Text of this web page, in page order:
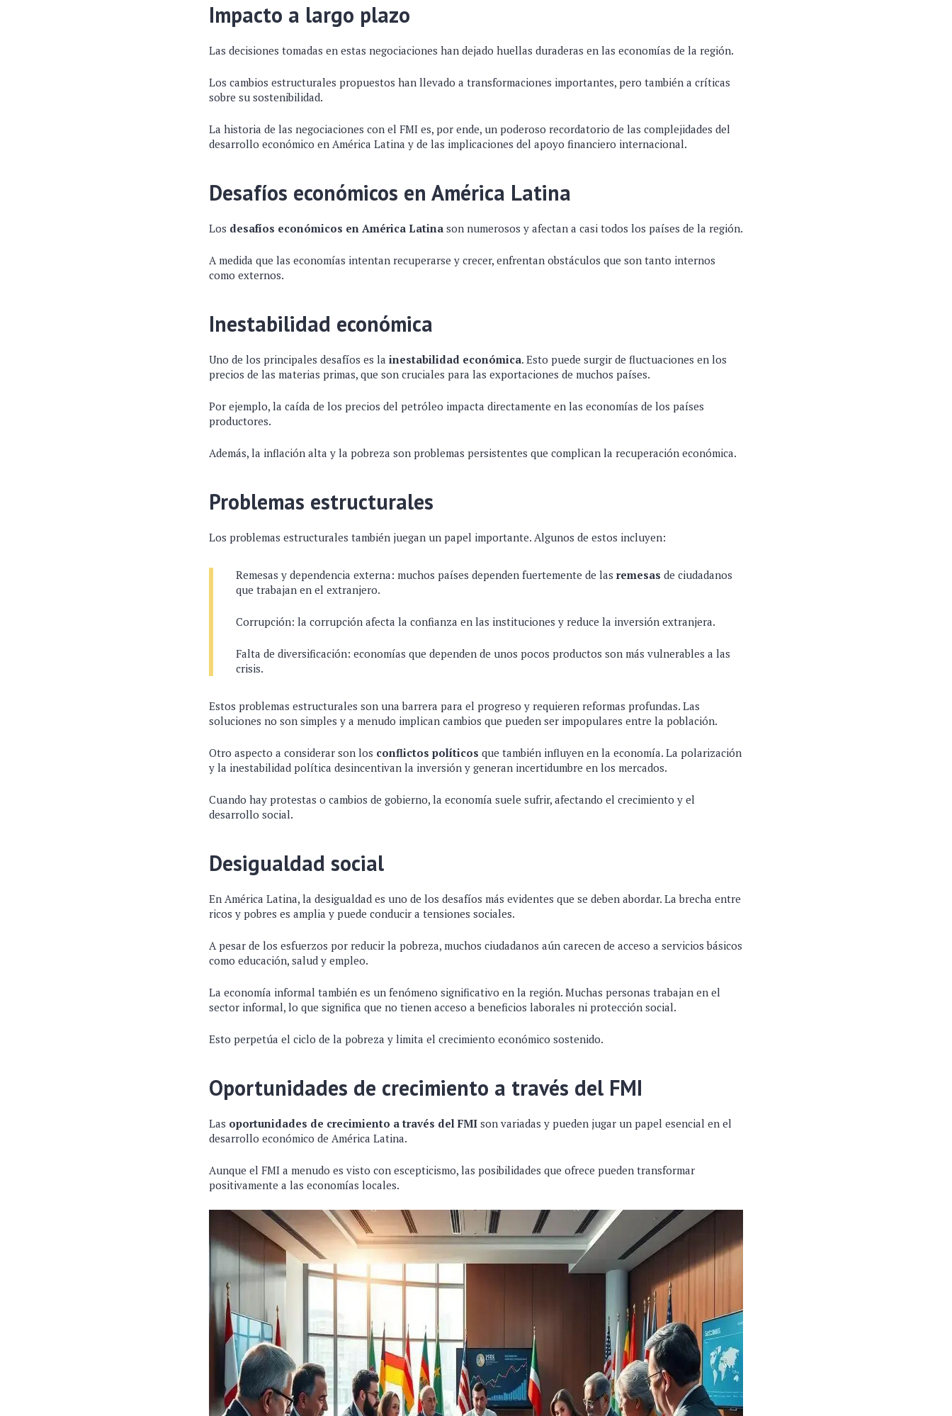
Impacto a largo plazo
Las decisiones tomadas en estas negociaciones han dejado huellas duraderas en las economías de la región.
Los cambios estructurales propuestos han llevado a transformaciones importantes, pero también a críticas
sobre su sostenibilidad.
La historia de las negociaciones con el FMI es, por ende, un poderoso recordatorio de las complejidades del
desarrollo económico en América Latina y de las implicaciones del apoyo financiero internacional.
Desafíos económicos en América Latina
Los desafíos económicos en América Latina son numerosos y afectan a casi todos los países de la región.
A medida que las economías intentan recuperarse y crecer, enfrentan obstáculos que son tanto internos
como externos.
Inestabilidad económica
Uno de los principales desafíos es la inestabilidad económica. Esto puede surgir de fluctuaciones en los
precios de las materias primas, que son cruciales para las exportaciones de muchos países.
Por ejemplo, la caída de los precios del petróleo impacta directamente en las economías de los países
productores.
Además, la inflación alta y la pobreza son problemas persistentes que complican la recuperación económica.
Problemas estructurales
Los problemas estructurales también juegan un papel importante. Algunos de estos incluyen:
Remesas y dependencia externa: muchos países dependen fuertemente de las remesas de ciudadanos
que trabajan en el extranjero.
Corrupción: la corrupción afecta la confianza en las instituciones y reduce la inversión extranjera.
Falta de diversificación: economías que dependen de unos pocos productos son más vulnerables a las
crisis.
Estos problemas estructurales son una barrera para el progreso y requieren reformas profundas. Las
soluciones no son simples y a menudo implican cambios que pueden ser impopulares entre la población.
Otro aspecto a considerar son los conflictos políticos que también influyen en la economía. La polarización
y la inestabilidad política desincentivan la inversión y generan incertidumbre en los mercados.
Cuando hay protestas o cambios de gobierno, la economía suele sufrir, afectando el crecimiento y el
desarrollo social.
Desigualdad social
En América Latina, la desigualdad es uno de los desafíos más evidentes que se deben abordar. La brecha entre
ricos y pobres es amplia y puede conducir a tensiones sociales.
A pesar de los esfuerzos por reducir la pobreza, muchos ciudadanos aún carecen de acceso a servicios básicos
como educación, salud y empleo.
La economía informal también es un fenómeno significativo en la región. Muchas personas trabajan en el
sector informal, lo que significa que no tienen acceso a beneficios laborales ni protección social.
Esto perpetúa el ciclo de la pobreza y limita el crecimiento económico sostenido.
Oportunidades de crecimiento a través del FMI
Las oportunidades de crecimiento a través del FMI son variadas y pueden jugar un papel esencial en el
desarrollo económico de América Latina.
Aunque el FMI a menudo es visto con escepticismo, las posibilidades que ofrece pueden transformar
positivamente a las economías locales.